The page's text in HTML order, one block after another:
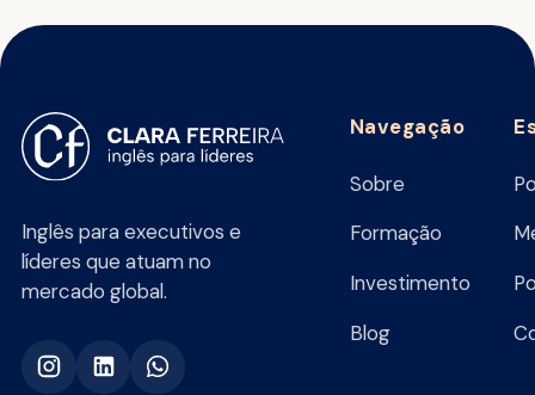
Inglês para executivos e
líderes que atuam no
mercado global.
Navegação
Sobre
Formação
Investimento
Blog